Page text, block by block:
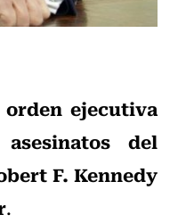
orden ejecutiva
del
F. Kennedy
.